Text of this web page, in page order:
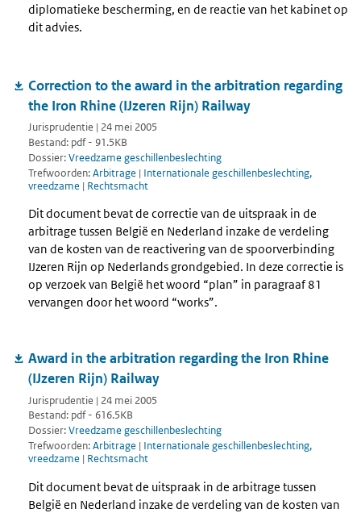
diplomatieke bescherming, en de reactie van het kabinet op
dit advies.
Correction to the award in the arbitration regarding
the Iron Rhine (IJzeren Rijn) Railway
Jurisprudentie | 24 mei 2005
Bestand: pdf - 91.5KB
Dossier:Vreedzame geschillenbeslechting
Trefwoorden:Arbitrage | Internationale geschillenbeslechting,
vreedzame | Rechtsmacht
Dit document bevat de correctie van de uitspraak in de
arbitrage tussen België en Nederland inzake de verdeling
van de kosten van de reactivering van de spoorverbinding
IJzeren Rijn op Nederlands grondgebied. In deze correctie is
op verzoek van België het woord “plan” in paragraaf 81
vervangen door het woord “works”.
Award in the arbitration regarding the Iron Rhine
(IJzeren Rijn) Railway
Jurisprudentie | 24 mei 2005
Bestand: pdf - 616.5KB
Dossier:Vreedzame geschillenbeslechting
Trefwoorden:Arbitrage | Internationale geschillenbeslechting,
vreedzame | Rechtsmacht
Dit document bevat de uitspraak in de arbitrage tussen
België en Nederland inzake de verdeling van de kosten van